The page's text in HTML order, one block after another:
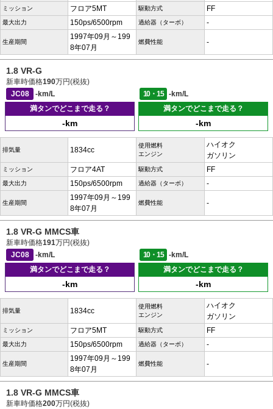
ミッション フロア5MT 駆動方式 FF
最大出力 150ps/6500rpm 過給器（ターボ） -
生産期間
1997年09月～199
8年07月
燃費性能 -
1.8 VR-G
新車時価格190万円(税抜)
JC08
-km/L 10・15
-km/L
満タンでどこまで走る？
-km
満タンでどこまで走る？
-km
排気量 1834cc
使用燃料
エンジン
ハイオク
ガソリン
ミッション フロア4AT 駆動方式 FF
最大出力 150ps/6500rpm 過給器（ターボ） -
生産期間
1997年09月～199
8年07月
燃費性能 -
1.8 VR-G MMCS車
新車時価格191万円(税抜)
JC08
-km/L 10・15
-km/L
満タンでどこまで走る？
-km
満タンでどこまで走る？
-km
排気量 1834cc
使用燃料
エンジン
ハイオク
ガソリン
ミッション フロア5MT 駆動方式 FF
最大出力 150ps/6500rpm 過給器（ターボ） -
生産期間
1997年09月～199
8年07月
燃費性能 -
1.8 VR-G MMCS車
新車時価格200万円(税抜)